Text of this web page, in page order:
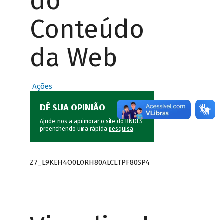
Conteúdo
da Web
Ações
DÊ SUA OPINIÃO
Ajude-nos a aprimorar o site do BNDES
preenchendo uma rápida pesquisa.
Z7_L9KEH4O0LORH80ALCLTPF80SP4